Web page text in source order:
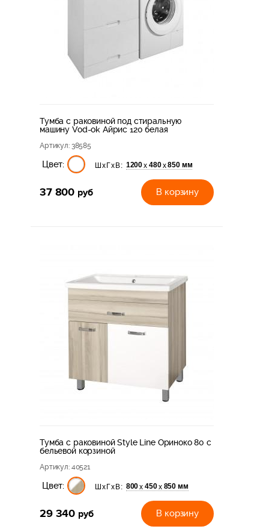
Тумба с раковиной под стиральную
машину Vod-ok Айрис 120 белая
Артикул: 38585
Цвет: ШхГхВ: 1200х 480х 850 мм
37 800 руб В корзину
Тумба с раковиной Style Line Ориноко 80 с
бельевой корзиной
Артикул: 40521
Цвет: ШхГхВ: 800х 450х 850 мм
29 340 руб В корзину